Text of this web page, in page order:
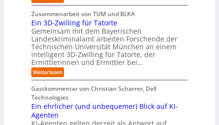
F
o
r
m
w
a
y
s
b
e
i
c
-
e
u
r
o
p
ä
c
h
r
u
n
g
W
e
s
a
u
b
e
r
e
D
a
e
n
K
I
p
o
t
:
S
i
n
k
e
n
d
e
C
y
e
E
n
z
w
e
i
t
e
s
L
e
e
n
f
Zusammenarbeit von TUM und BLKA
Ein 3D-Zwilling für Tatorte
Gemeinsam mit dem Bayerischen
Landeskriminalamt arbeiten Forschende der
Technischen Universität München an einem
intelligent 3D-Zwilling für Tatorte, der
Ermittlerinnen und Ermittler bei…
Weiterlesen:
E
n
3
D
Gastkommentar von Christian Scharrer, Dell
Technologies
Ein ehrlicher (und unbequemer) Blick auf KI-
Agenten